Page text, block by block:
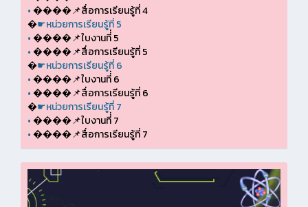
•����📌สื่อการเรียนรู้ที่ 4
�☛หน่วยการเรียนรู้ที่ 5
•����📌ใบงานที่่ 5
•����📌สื่อการเรียนรู้ที่ 5
�☛หน่วยการเรียนรู้ที่ 6
•����📌ใบงานที่่ 6
•����📌สื่อการเรียนรู้ที่ 6
�☛หน่วยการเรียนรู้ที่ 7
•����📌ใบงานที่่ 7
•����📌สื่อการเรียนรู้ที่ 7